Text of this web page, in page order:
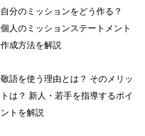
自分のミッションをどう作る？
個人のミッションステートメント
作成方法を解説
敬語を使う理由とは？ そのメリッ
トは？ 新人・若手を指導するポイ
ントを解説